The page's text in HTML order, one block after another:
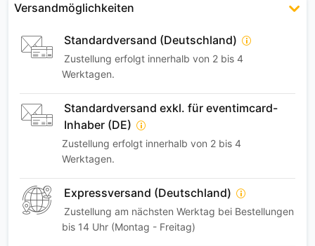
Versandmöglichkeiten
Standardversand (Deutschland)
Zustellung erfolgt innerhalb von 2 bis 4
Werktagen.
Standardversand exkl. für eventimcard-
Inhaber (DE)
Zustellung erfolgt innerhalb von 2 bis 4
Werktagen.
Expressversand (Deutschland)
Zustellung am nächsten Werktag bei Bestellungen
bis 14 Uhr (Montag - Freitag)